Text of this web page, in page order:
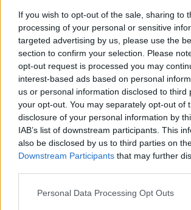
If you wish to opt-out of the sale, sharing to
processing of your personal or sensitive
targeted advertising by us, please use the
section to confirm your selection. Please
opt-out request is processed you may
interest-based ads based on personal
us or personal information disclosed to third
your opt-out. You may separately opt-out of
disclosure of your personal information by
IAB’s list of downstream participants. This
also be disclosed by us to third parties on
Downstream Participants that may further
Personal Data Processing Opt Outs